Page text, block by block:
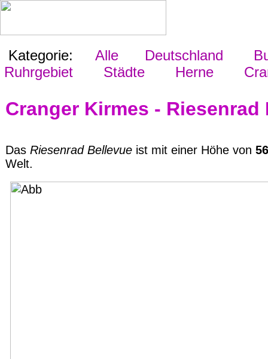
Kategorie: Alle Deutschland
Ruhrgebiet
Städte Herne
Cranger Kirmes - Riesenrad
Das Riesenrad Bellevue ist mit einer Höhe von
Welt.